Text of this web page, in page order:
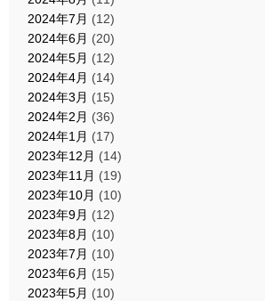
2024年7月 (12)
2024年6月 (20)
2024年5月 (12)
2024年4月 (14)
2024年3月 (15)
2024年2月 (36)
2024年1月 (17)
2023年12月 (14)
2023年11月 (19)
2023年10月 (10)
2023年9月 (12)
2023年8月 (10)
2023年7月 (10)
2023年6月 (15)
2023年5月 (10)